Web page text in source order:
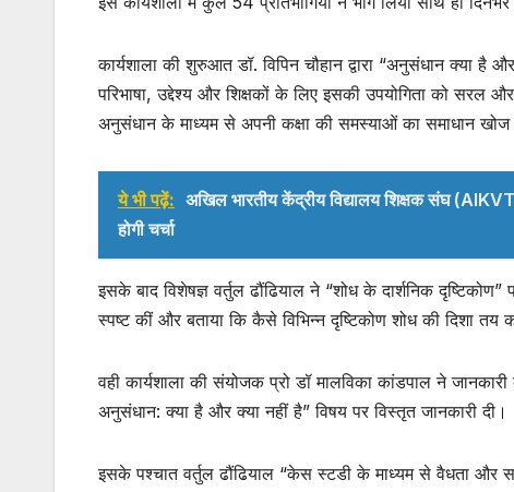
कार्यशाला की शुरुआत डॉ. विपिन चौहान द्वारा “अनुसंधान क्या
परिभाषा, उद्देश्य और शिक्षकों के लिए इसकी उपयोगिता को सरल
अनुसंधान के माध्यम से अपनी कक्षा की समस्याओं का समाधान
ये भी पढ़ें: अखिल भारतीय केंद्रीय विद्यालय शिक्षक संघ
होगी चर्चा
इसके बाद विशेषज्ञ वर्तुल ढौंढियाल ने “शोध के दार्शनिक दृष्टिकोण”
स्पष्ट कीं और बताया कि कैसे विभिन्न दृष्टिकोण शोध की दिशा तय
वही कार्यशाला की संयोजक प्रो डॉ मालविका कांडपाल ने
अनुसंधान: क्या है और क्या नहीं है” विषय पर विस्तृत जानकारी दी।
इसके पश्चात वर्तुल ढौंढियाल “केस स्टडी के माध्यम से वैधता और